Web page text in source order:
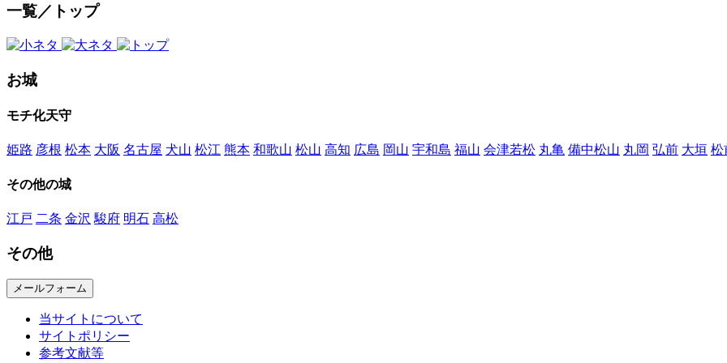
一覧／トップ
お城
モチ化天守
姫路 彦根 松本 大阪 名古屋 犬山 松江 熊本 和歌山 松山 高知 広島 岡山 宇和島 福山 会津若松 丸亀 備中松山 丸岡 弘前 大垣 松
その他の城
江戸 二条 金沢 駿府 明石 高松
その他
メールフォーム
当サイトについて
サイトポリシー
参考文献等